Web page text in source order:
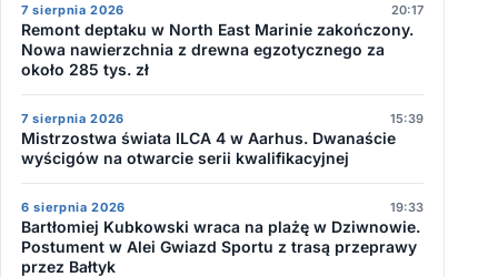
7 sierpnia 2026 20:17
Remont deptaku w North East Marinie zakończony.
Nowa nawierzchnia z drewna egzotycznego za
około 285 tys. zł
7 sierpnia 2026 15:39
Mistrzostwa świata ILCA 4 w Aarhus. Dwanaście
wyścigów na otwarcie serii kwalifikacyjnej
6 sierpnia 2026 19:33
Bartłomiej Kubkowski wraca na plażę w Dziwnowie.
Postument w Alei Gwiazd Sportu z trasą przeprawy
przez Bałtyk